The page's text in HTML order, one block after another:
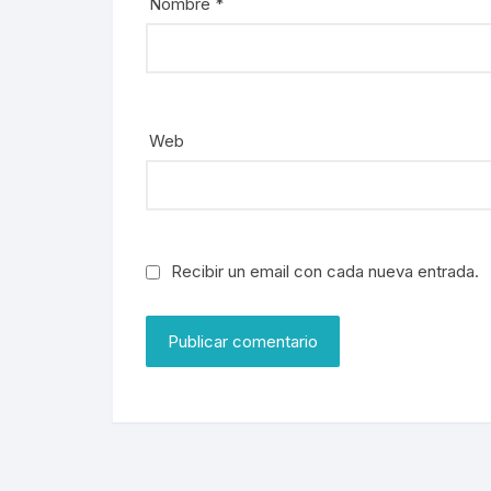
Web
Recibir un email con cada nueva entrada.